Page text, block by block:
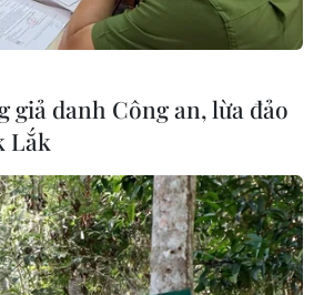
giả danh Công an, lừa đảo
Lắk